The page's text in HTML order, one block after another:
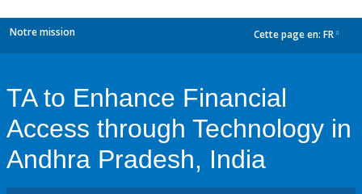
Notre mission Cette page en: FR
TA to Enhance Financial
Access through Technology in
Andhra Pradesh, India